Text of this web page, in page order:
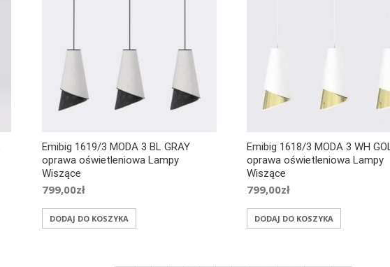
Emibig 1619/3 MODA 3 BL GRAY
oprawa oświetleniowa Lampy
Wiszące
799,00zł
DODAJ DO KOSZYKA
Emibig 1618/3 MODA 3 WH
oprawa oświetleniowa Lampy
Wiszące
799,00zł
DODAJ DO KOSZYKA